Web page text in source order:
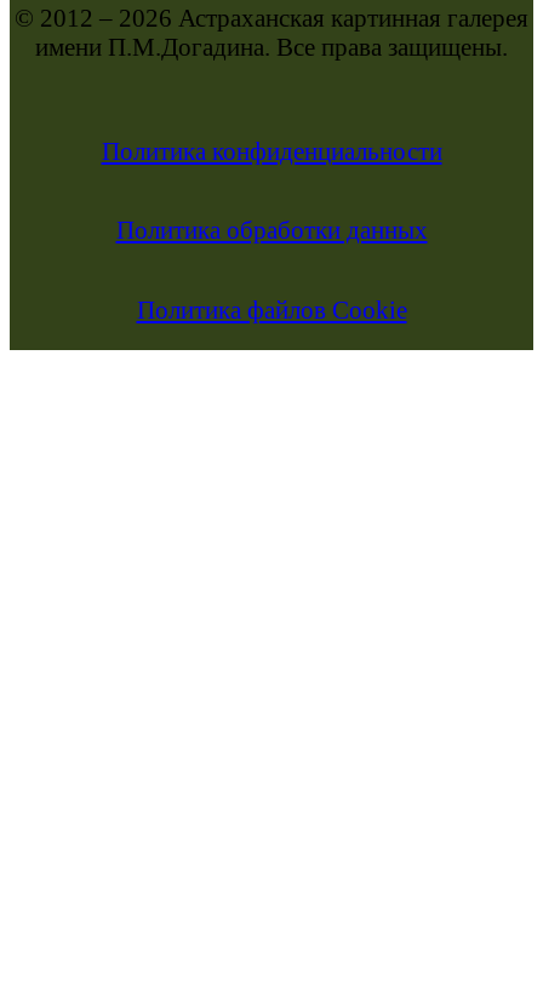
© 2012 – 2026 Астраханская картинная галерея
имени П.М.Догадина. Все права защищены.
Политика конфиденциальности
Политика обработки данных
Политика файлов Cookie